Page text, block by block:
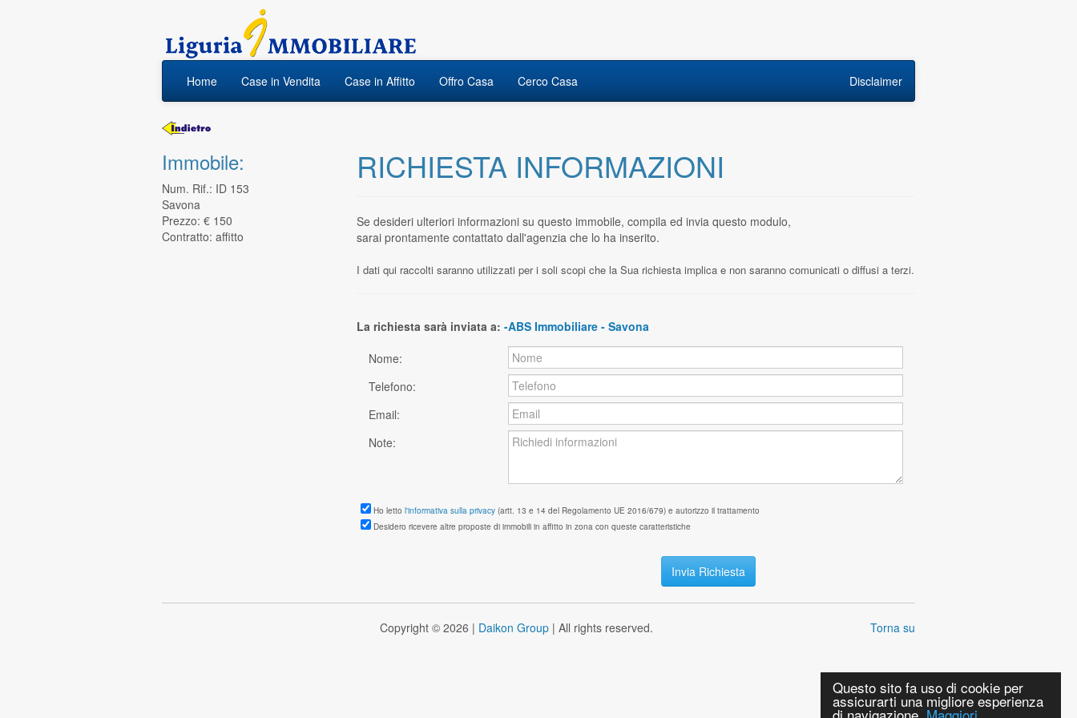
Questo sito fa uso di cookie per
assicurarti una migliore esperienza
Home Case in Vendita Case in Affitto Offro Casa Cerco Casa Disclaimer
Immobile:
Num. Rif.: ID 153
Savona
Prezzo: € 150
Contratto: affitto
RICHIESTA INFORMAZIONI
Se desideri ulteriori informazioni su questo immobile, compila ed invia questo modulo,
sarai prontamente contattato dall'agenzia che lo ha inserito.
I dati qui raccolti saranno utilizzati per i soli scopi che la Sua richiesta implica e non saranno comunicati o diffusi a terzi.
La richiesta sarà inviata a: -ABS Immobiliare - Savona
Nome:
Telefono:
Email:
Note:
Ho letto l'informativa sulla privacy(artt. 13 e 14 del Regolamento UE 2016/679) e autorizzo il trattamento
Desidero ricevere altre proposte di immobili in affitto in zona con queste caratteristiche
Torna su
Copyright © 2026 | Daikon Group| All rights reserved.